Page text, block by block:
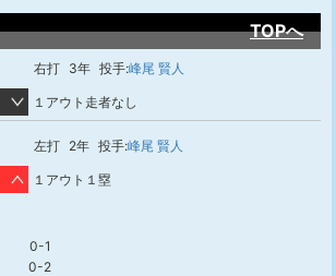
TOPへ
右打 3年 投手:峰尾 賢人
１アウト走者なし
左打 2年 投手:峰尾 賢人
１アウト１塁
0-1
0-2